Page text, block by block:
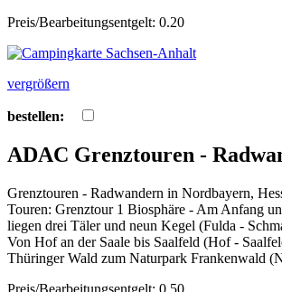
Preis/Bearbeitungsentgelt: 0.20
vergrößern
bestellen:
ADAC Grenztouren -
Grenztouren - Radwandern in Nordbayern,
Touren: Grenztour 1 Biosphäre - Am Anfang
liegen drei Täler und neun Kegel (Fulda -
Von Hof an der Saale bis Saalfeld (Hof -
Thüringer Wald zum Naturpark Frankenwald
Preis/Bearbeitungsentgelt: 0.50